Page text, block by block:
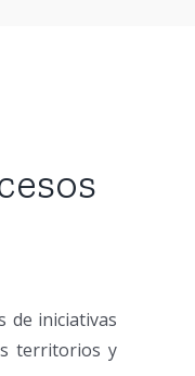
de iniciativas
territoriosy